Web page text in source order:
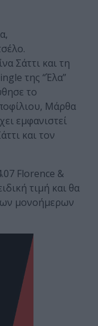
Σάττι και τη
της “Έλα”
το
Μάρθα
εμφανιστεί
και τον
Florence &
τιμή και θα
μονοήμερων